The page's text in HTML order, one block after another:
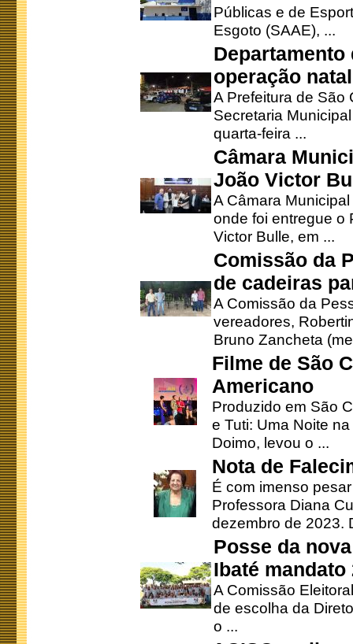
Públicas e de
Esgoto (SAAE), ...
operação
A Prefeitura de São
Secretaria
quarta-feira ...
Câmara
João Victor
A Câmara
onde foi entregue o
Victor Bulle, em ...
Comissão da
de cadeiras
A Comissão da
vereadores,
Bruno Zancheta
Filme de São
Americano
Produzido em São
e Tuti: Uma Noite
Doimo, levou o ...
Nota de
É com imenso
Professora Diana
dezembro de 2023.
Posse da
Ibaté mandato
A Comissão
de escolha da
o ...